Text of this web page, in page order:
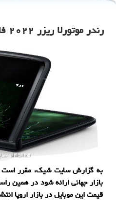
رندر موتورلا ریزر ۲۰۲۲ فاش شد
بازار جهانی ارائه شود در همین
قیمت این موبایل در بازار اروپا